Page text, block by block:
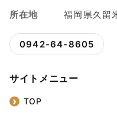
所在地
福岡県久留
0942-64-8605
サイトメニュー
TOP